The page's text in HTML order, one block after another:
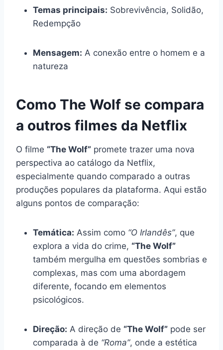
Temas principais: Sobrevivência, Solidão,
Redempção
Mensagem: A conexão entre o homem e a
natureza
Como The Wolf se compara
a outros filmes da Netflix
O filme “The Wolf” promete trazer uma nova
perspectiva ao catálogo da Netflix,
especialmente quando comparado a outras
produções populares da plataforma. Aqui estão
alguns pontos de comparação:
Temática: Assim como “O Irlandês”, que
explora a vida do crime, “The Wolf”
também mergulha em questões sombrias e
complexas, mas com uma abordagem
diferente, focando em elementos
psicológicos.
Direção: A direção de “The Wolf” pode ser
comparada à de “Roma”, onde a estética